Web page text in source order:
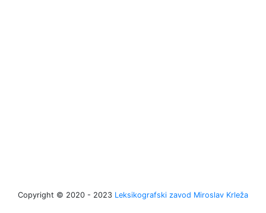
Copyright © 2020 - 2023 Leksikografski zavod Miroslav Krleža